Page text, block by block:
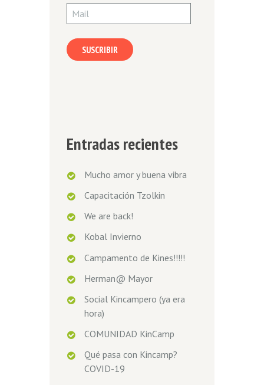
Mail
SUSCRIBIR
Entradas recientes
Mucho amor y buena vibra
Capacitación Tzolkin
We are back!
Kobal Invierno
Campamento de Kines!!!!!
Herman@ Mayor
Social Kincampero (ya era
hora)
COMUNIDAD KinCamp
Qué pasa con Kincamp?
COVID-19